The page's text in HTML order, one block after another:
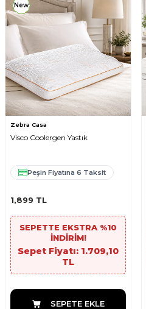
New
Zebra Casa
Visco Coolergen Yastık
Peşin Fiyatına 6 Taksit
1,899 TL
SEPETTE EKSTRA %10
İNDİRİM!
Sepet Fiyatı: 1.709,10
TL
SEPETE EKLE